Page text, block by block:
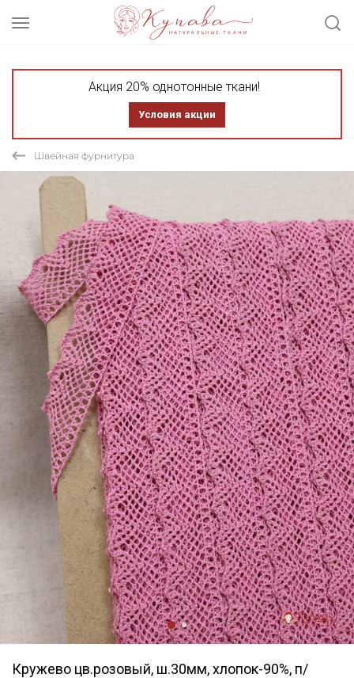
Акция 20% однотонные ткани!
Условия акции
Швейная фурнитура
Кружево цв.розовый, ш.30мм, хлопок-90%, п/